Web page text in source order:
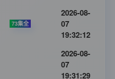
73集全
2026-08-
07
19:32:12
2026-08-
07
19:31:29